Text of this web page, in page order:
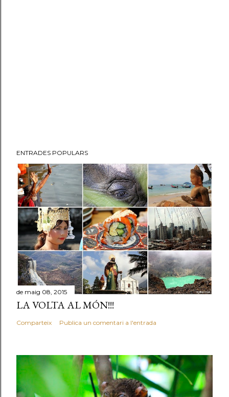
ENTRADES POPULARS
de maig 08, 2015
LA VOLTA AL MÓN!!!
Comparteix Publica un comentari a l'entrada